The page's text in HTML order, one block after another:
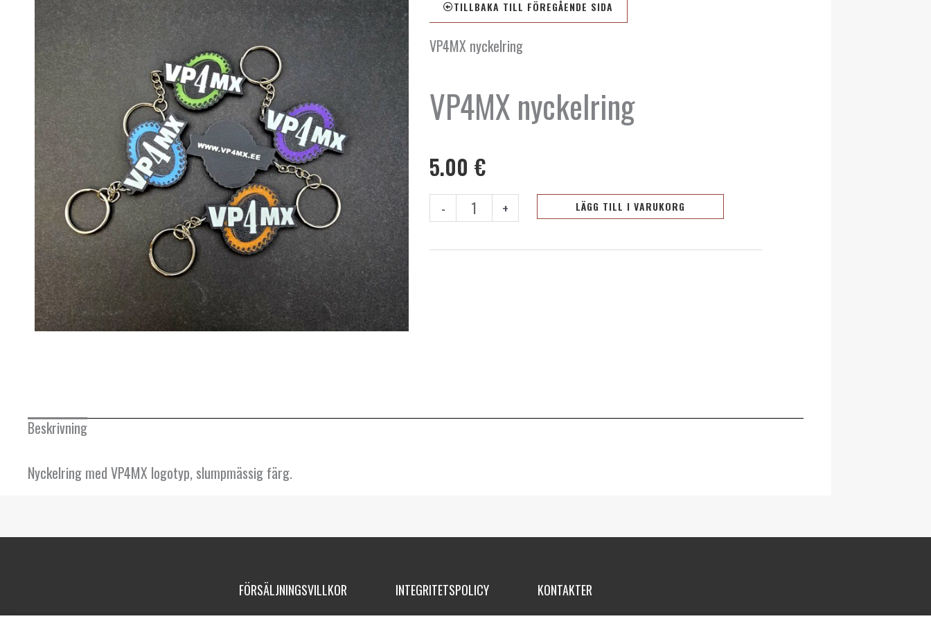
TILLBAKA TILL FÖREGÅENDE SIDA
VP4MX nyckelring
VP4MX nyckelring
5.00 €
-
nyckelring
+ LÄGG TILL I VARUKORG
Beskrivning
Nyckelring med VP4MX logotyp, slumpmässig färg.
FÖRSÄLJNINGSVILLKOR INTEGRITETSPOLICY KONTAKTER